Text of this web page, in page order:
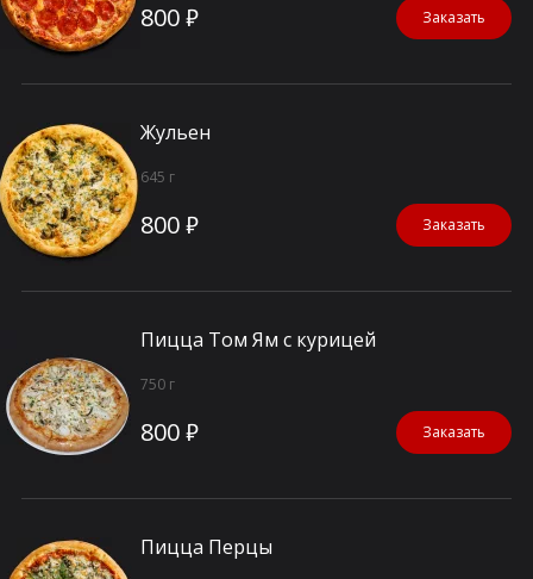
800 ₽ Заказать
Жульен
645 г
800 ₽ Заказать
Пицца Том Ям с курицей
750 г
800 ₽ Заказать
Пицца Перцы